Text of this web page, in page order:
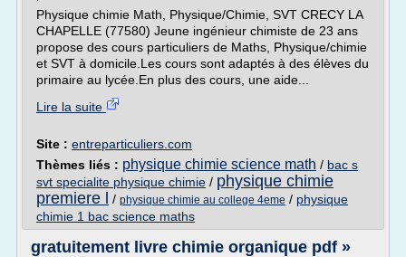
Physique chimie Math, Physique/Chimie, SVT CRECY LA
CHAPELLE (77580) Jeune ingénieur chimiste de 23 ans
propose des cours particuliers de Maths, Physique/chimie
et SVT à domicile.Les cours sont adaptés à des élèves du
primaire au lycée.En plus des cours, une aide...
Lire la suite
Site : entreparticuliers.com
Thèmes liés : physique chimie science math / bac s
svt specialite physique chimie / physique chimie
premiere l
/ physique chimie au college 4eme / physique
chimie 1 bac science maths
gratuitement livre chimie organique pdf »